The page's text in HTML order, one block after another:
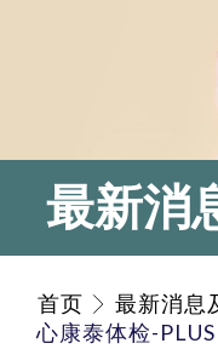
最新消
首页 最新消息
心康泰体检-PLUS